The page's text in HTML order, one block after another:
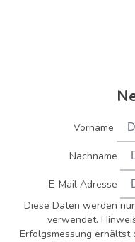
Vorname
Nachname
E-Mail Adresse
Diese Daten werden
verwendet.
Erfolgsmessung erhältst